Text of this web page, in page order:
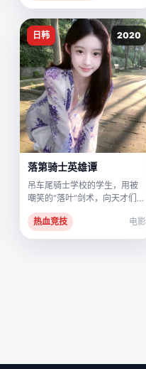
2020
日韩
落第骑士英雄谭
吊车尾骑士学校的学生，用被
嘲笑的“落叶”剑术，向天才们发
起最笨拙的挑战。
热血竞技
电影